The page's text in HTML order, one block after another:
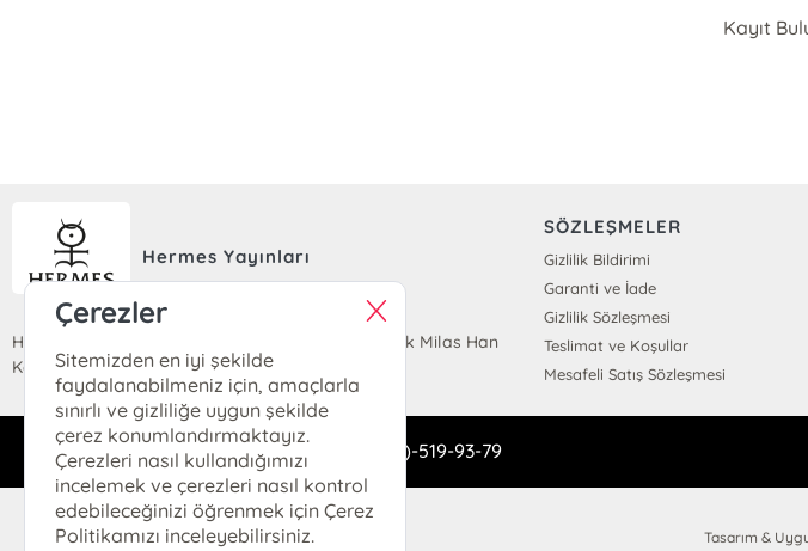
Kayıt
Hermes Yayınları
Hobyar Mahallesi Cemal Nadir Sokak No:24 Büyük Milas Han
Kat 1 / 101-2 Cağaloğlu, 34112 Fatih, İSTANBUL
SÖZLEŞMELER
Gizlilik Bildirimi
Garanti ve İade
Gizlilik Sözleşmesi
Teslimat ve Koşullar
Mesafeli Satış Sözleşmesi
dukkan@hermeskitap.com 0(212)-519-93-79
© 2025 Hermes Kitap. Her hakkı saklıdır.
Tasarım &
Çerezler
Sitemizden en iyi şekilde
faydalanabilmeniz için, amaçlarla
sınırlı ve gizliliğe uygun şekilde
çerez konumlandırmaktayız.
Çerezleri nasıl kullandığımızı
incelemek ve çerezleri nasıl kontrol
edebileceğinizi öğrenmek için Çerez
Politikamızı inceleyebilirsiniz.